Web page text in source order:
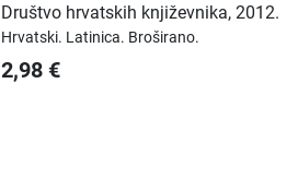
Društvo hrvatskih književnika,2012.
Hrvatski. Latinica. Broširano.
2,98 €